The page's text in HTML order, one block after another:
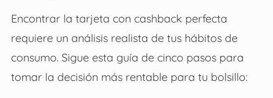
Encontrar la tarjeta con cashback perfecta
requiere un análisis realista de tus hábitos de
consumo. Sigue esta guía de cinco pasos para
tomar la decisión más rentable para tu bolsillo: